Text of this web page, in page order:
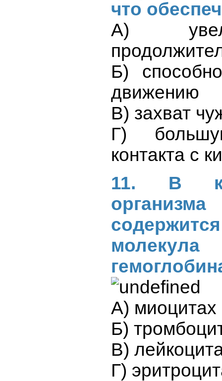
что
А)
Б)
движению
В) захват
Г)
контакта с
11. В
А) миоцитах
Б)
В)
Г)